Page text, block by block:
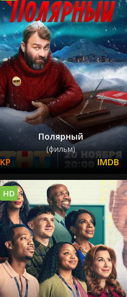
Полярный
(фильм)
HD